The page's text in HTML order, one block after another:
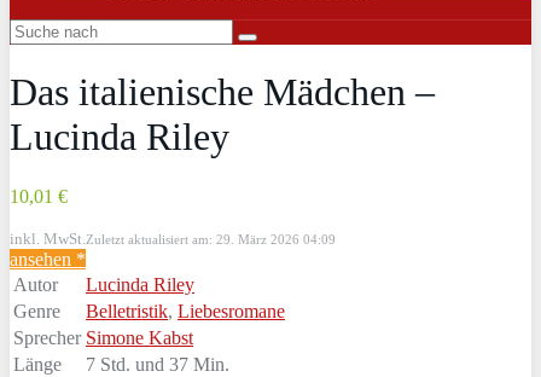
Das italienische Mädchen –
Lucinda Riley
10,01 €
inkl. MwSt. Zuletzt aktualisiert am: 29. März 2026 04:09
ansehen *
Autor
Lucinda Riley
Genre
Belletristik, Liebesromane
Sprecher Simone Kabst
Länge
7 Std. und 37 Min.